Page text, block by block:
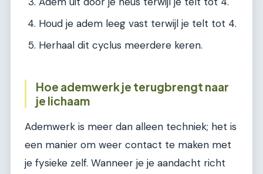
Houd je adem leeg vast terwijl je telt tot 4.
Herhaal dit cyclus meerdere keren.
Hoe ademwerk je terugbrengt naar
je lichaam
Ademwerk is meer dan alleen techniek; het is
een manier om weer contact te maken met
je fysieke zelf. Wanneer je je aandacht richt